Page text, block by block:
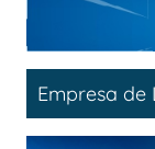
Empresa de